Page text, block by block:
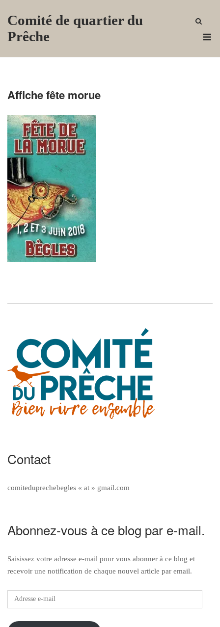
Comité de quartier du
Prêche
Affiche fête morue
Contact
comiteduprechebegles « at » gmail.com
Abonnez-vous à ce blog par e-mail.
Saisissez votre adresse e-mail pour vous abonner à ce blog et
recevoir une notification de chaque nouvel article par email.
Adresse
e-